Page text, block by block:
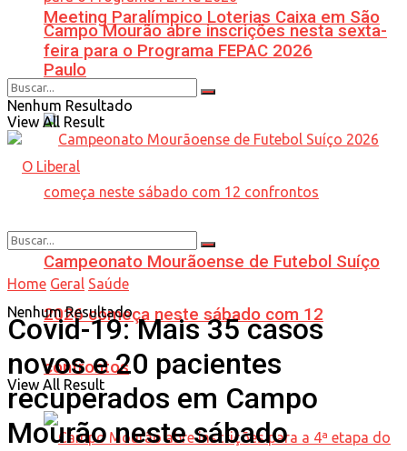
Meeting Paralímpico Loterias Caixa em São
Paulo
Campeonato Mourãoense de Futebol Suíço
2026 começa neste sábado com 12
confrontos
Campo Mourão abre inscrições nesta sexta-
feira para o Programa FEPAC 2026
Nenhum Resultado
View All Result
Nenhum Resultado
View All Result
Home Geral Saúde
Covid-19: Mais 35 casos
novos e 20 pacientes
recuperados em Campo
Mourão neste sábado